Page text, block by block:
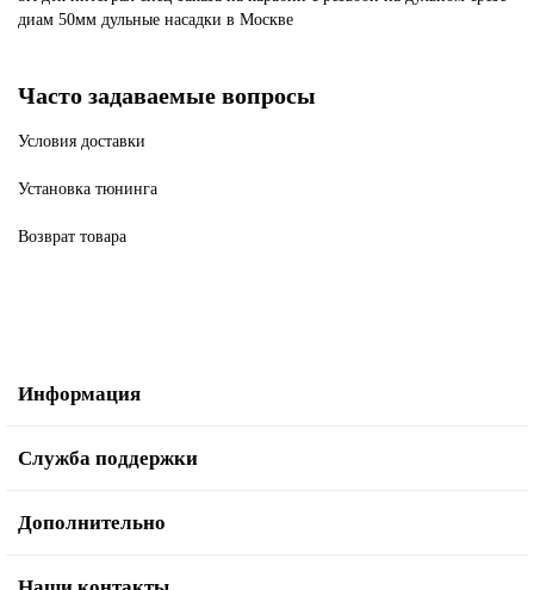
диам 50мм дульные насадки в Москве
Часто задаваемые вопросы
Условия доставки
Установка тюнинга
Возврат товара
Информация
Служба поддержки
Дополнительно